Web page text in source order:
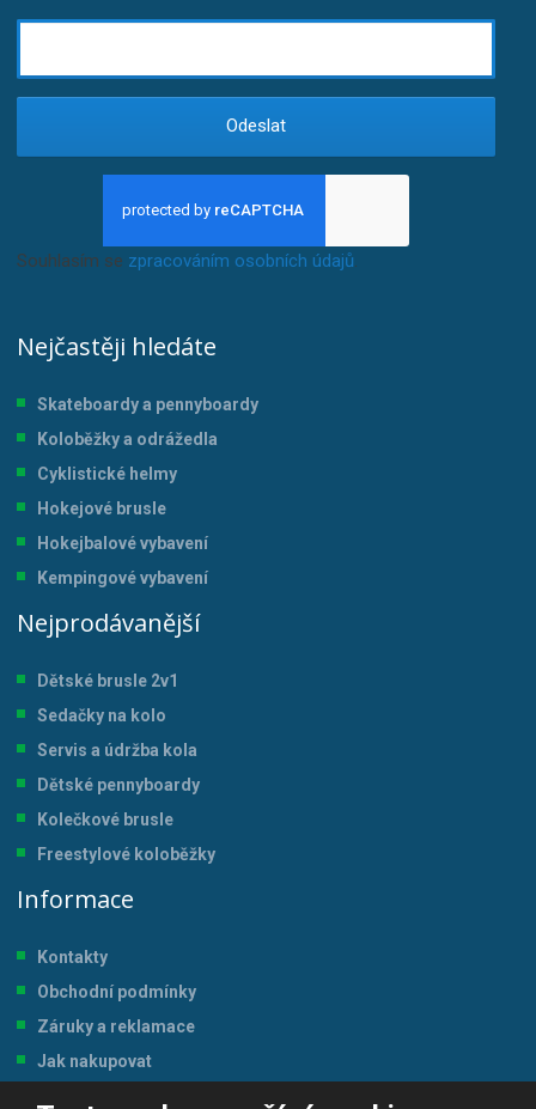
Odeslat
Souhlasím se zpracováním osobních údajů
Nejčastěji hledáte
Skateboardy a pennyboardy
Koloběžky a odrážedla
Cyklistické helmy
Hokejové brusle
Hokejbalové vybavení
Kempingové vybavení
Nejprodávanější
Dětské brusle 2v1
Sedačky na kolo
Servis a údržba kola
Dětské pennyboardy
Kolečkové brusle
Freestylové koloběžky
Informace
Kontakty
Obchodní podmínky
Záruky a reklamace
Jak nakupovat